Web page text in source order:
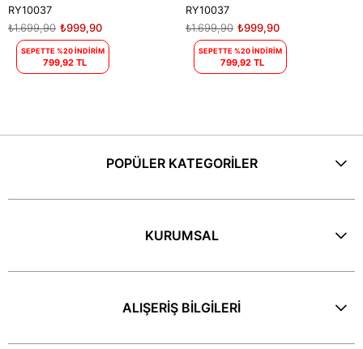
RY10037
₺999,90
₺1.699,90
SEPETTE %20 İNDİRİM
799,92 TL
RY10037
₺999,90
₺1.699,90
SEPETTE %20 İNDİRİM
799,92 TL
POPÜLER KATEGORİLER
KURUMSAL
ALIŞERİŞ BİLGİLERİ